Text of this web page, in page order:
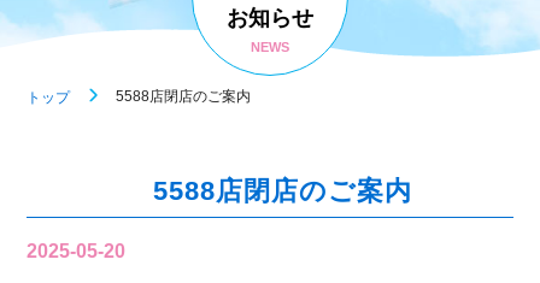
お知らせ
NEWS
トップ 5588店閉店のご案内
5588店閉店のご案内
2025-05-20